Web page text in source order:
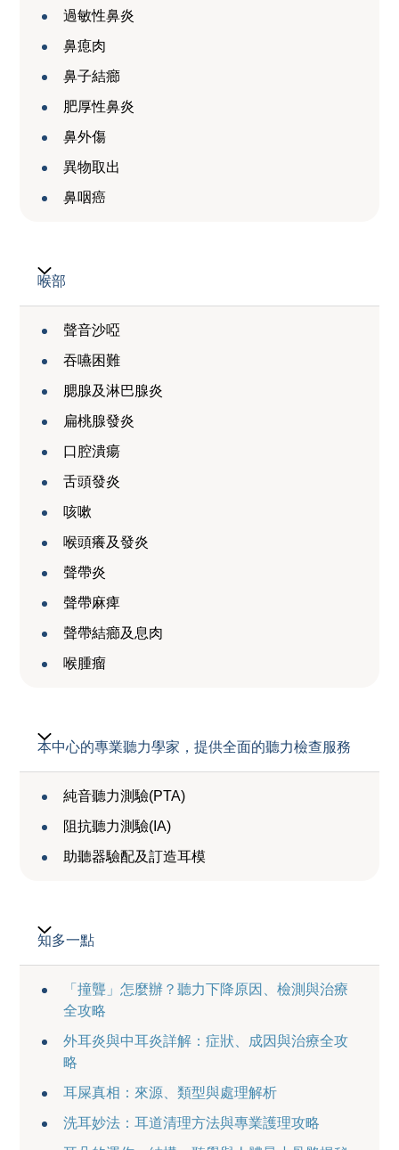
過敏性鼻炎
鼻瘜肉
鼻子結癤
肥厚性鼻炎
鼻外傷
異物取出
鼻咽癌
喉部
聲音沙啞
吞嚥困難
腮腺及淋巴腺炎
扁桃腺發炎
口腔潰瘍
舌頭發炎
咳嗽
喉頭癢及發炎
聲帶炎
聲帶麻痺
聲帶結癤及息肉
喉腫瘤
本中心的專業聽力學家，提供全面的聽力檢查服務
純音聽力測驗(PTA)
阻抗聽力測驗(IA)
助聽器驗配及訂造耳模
知多一點
「撞聾」怎麼辦？聽力下降原因、檢測與治療
全攻略
外耳炎與中耳炎詳解：症狀、成因與治療全攻
略
耳屎真相：來源、類型與處理解析
洗耳妙法：耳道清理方法與專業護理攻略